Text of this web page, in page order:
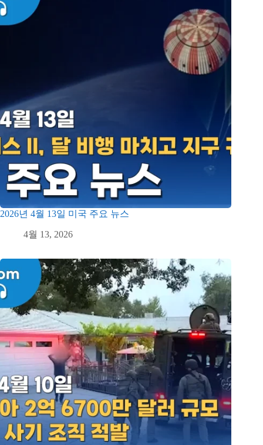
2026년 4월 13일 미국 주요 뉴스
4월 13, 2026